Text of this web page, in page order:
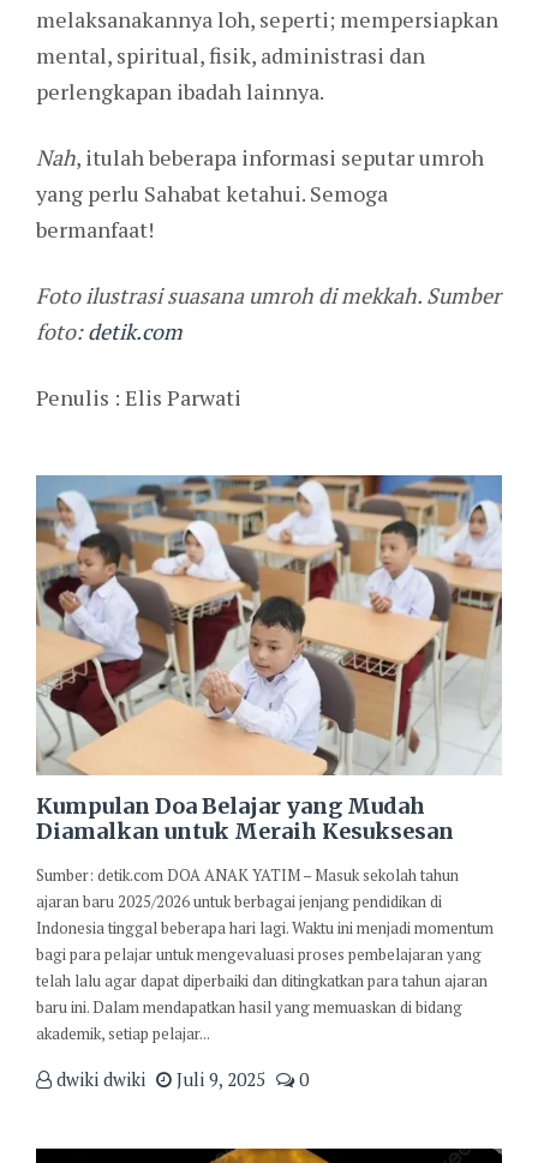
melaksanakannya loh, seperti; mempersiapkan
mental, spiritual, fisik, administrasi dan
perlengkapan ibadah lainnya.
Nah, itulah beberapa informasi seputar umroh
yang perlu Sahabat ketahui. Semoga
bermanfaat!
Foto ilustrasi suasana umroh di mekkah. Sumber
foto:detik.com
Penulis : Elis Parwati
Kumpulan Doa Belajar yang Mudah
Diamalkan untuk Meraih Kesuksesan
Sumber: detik.com DOA ANAK YATIM – Masuk sekolah tahun
ajaran baru 2025/2026 untuk berbagai jenjang pendidikan di
Indonesia tinggal beberapa hari lagi. Waktu ini menjadi momentum
bagi para pelajar untuk mengevaluasi proses pembelajaran yang
telah lalu agar dapat diperbaiki dan ditingkatkan para tahun ajaran
baru ini. Dalam mendapatkan hasil yang memuaskan di bidang
akademik, setiap pelajar...
dwiki dwiki Juli 9, 2025 0